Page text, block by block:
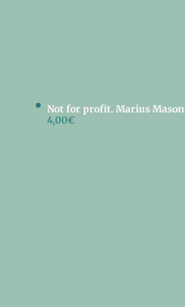
Not for profit. Marius Mason
4,00€